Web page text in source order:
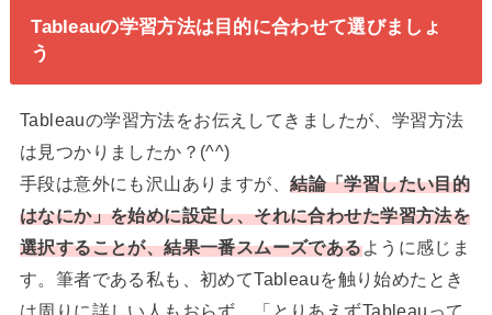
Tableauの学習方法は目的に合わせて選びましょ
う
Tableauの学習方法をお伝えしてきましたが、学習方法
は見つかりましたか？(^^)
手段は意外にも沢山ありますが、結論「学習したい目的
はなにか」を始めに設定し、それに合わせた学習方法を
選択することが、結果一番スムーズであるように感じま
す。筆者である私も、初めてTableauを触り始めたとき
は周りに詳しい人もおらず、「とりあえずTableauって